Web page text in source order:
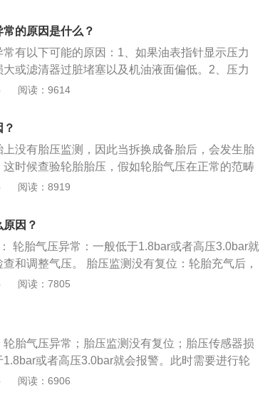
需要到专业维修点排查隐患并修理。胎压过高或
的油耗，最明显的是胎压低，车辆肯定会比正常
会导致车身重量集中在胎面两侧，不仅胎侧变形
也会加剧老化；3、胎压过高，车身重量会集中
分快速磨损，也会影响轮胎寿命；4、胎压过高
、当胎压偏低时，会影响车辆的制动性能；7、胎
，在低附着力的路面进行紧急制动时会使制动距
压力比设定值低，从而导致油轨压力不正常。
的原因是什么？
有以下可能的原因：1、如果油表指针显示压力
或滤清器过脏堵塞以及机油液面偏低。2、压力
、润滑油过稀。4、油路密封差。当表的指针显示
泵磨损大、滤清器被脏物阻塞、吸油滤网置露出
空气以及压力表有故障等原因造成的。另外，润
相当于聘请了一位移动车专家。油路密封和润滑
滑油油泥沉积太多等也会引起机油压力指示表显
油压力传感器的工作原理是机油压力传感器里面
阅读：9614
没有胎压监测，因此当拆换成备胎后，会发生胎
时候查验轮胎胎压，假如轮胎气压在正常的范畴
低的危害：对于轮胎来说，胎压不能过高也不能
。胎压过低在高速行驶时轮胎会出现波浪变形现
还会增加爆胎的几率。 轮胎标准胎压介绍： 根据
和要求，不同轮胎胎压如下：标准型轮胎：2.4-2.
；最高气压：不应大于3.5bar。
阅读：8919
因？
轮胎气压异常：一般低于1.8bar或者高压3.0bar就
和调整气压。 胎压监测没有复位：轮胎充气后，
胎压监测系统中记录的还是原先的数据，胎压监
装在轮胎内部，与轮胎充气口相连，如果在行驶
会导致胎压故障灯亮起。对于传感器的损坏问
压复位：胎压复位是当胎压故障处理完成后，对胎
操作。 胎压复位方法：首先打开点火开关，长按
一声之后放开，胎压监测系统就会存储此时的正
阅读：7805
胎气压异常；胎压监测没有复位；胎压传感器损
或者高压3.0bar就会报警。此时需要进行轮
有复位：轮胎充气后，没有及时地进行胎压复
阅读：6906